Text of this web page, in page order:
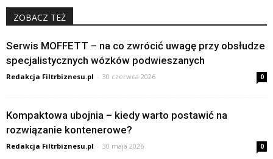
ZOBACZ TEŻ
Serwis MOFFETT – na co zwrócić uwagę przy obsłudze
specjalistycznych wózków podwieszanych
Redakcja Filtrbiznesu.pl - 30 czerwca 2026 0
Kompaktowa ubojnia – kiedy warto postawić na
rozwiązanie kontenerowe?
Redakcja Filtrbiznesu.pl - 30 maja 2026 0